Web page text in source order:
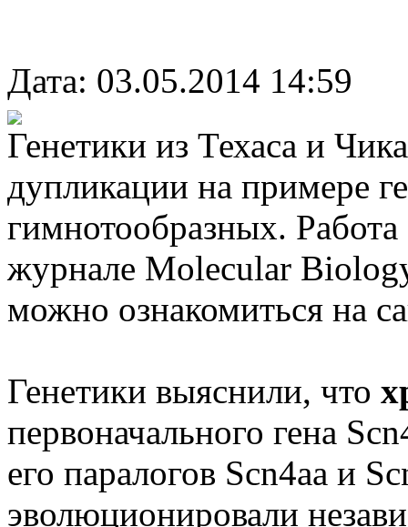
Дата: 03.05.2014 14:59
Генетики из Техаса и
дупликации на примере
гимнотообразных. Работа
журнале Molecular
можно ознакомиться на
Генетики выяснили, что
первоначального гена
его паралогов Scn4aa и
эволюционировали